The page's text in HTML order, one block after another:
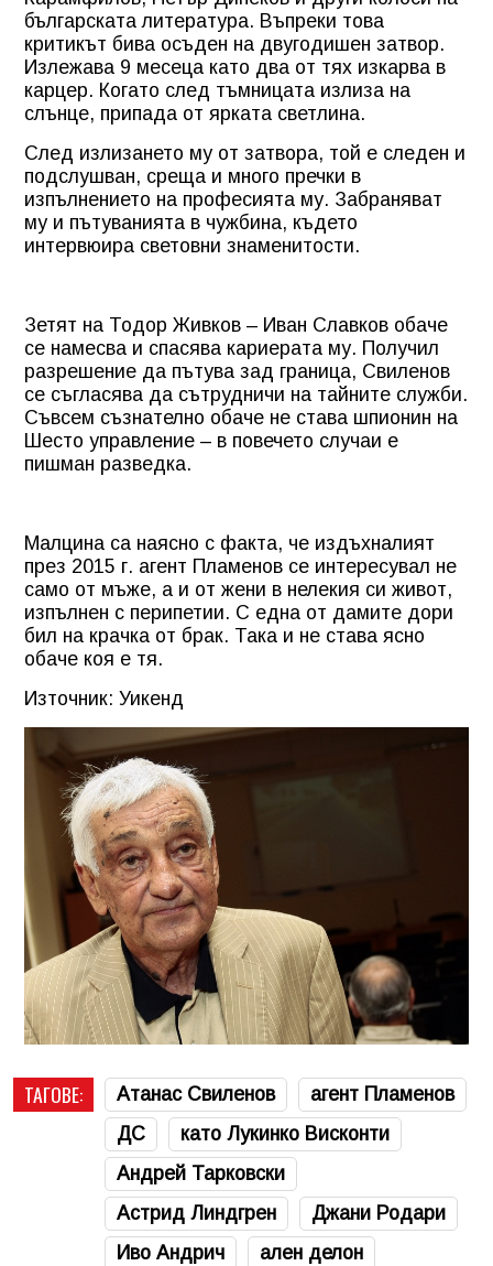
българската литература. Въпреки това
критикът бива осъден на двугодишен затвор.
Излежава 9 месеца като два от тях изкарва в
карцер. Когато след тъмницата излиза на
слънце, припада от ярката светлина.
След излизането му от затвора, той е следен и
подслушван, среща и много пречки в
изпълнението на професията му. Забраняват
му и пътуванията в чужбина, където
интервюира световни знаменитости.
Зетят на Тодор Живков – Иван Славков обаче
се намесва и спасява кариерата му. Получил
разрешение да пътува зад граница, Свиленов
се съгласява да сътрудничи на тайните служби.
Съвсем съзнателно обаче не става шпионин на
Шесто управление – в повечето случаи е
пишман разведка.
Малцина са наясно с факта, че издъхналият
през 2015 г. агент Пламенов се интересувал не
само от мъже, а и от жени в нелекия си живот,
изпълнен с перипетии. С една от дамите дори
бил на крачка от брак. Така и не става ясно
обаче коя е тя.
Източник: Уикенд
ТАГОВЕ: Атанас Свиленов
агент Пламенов
ДС
като Лукинко Висконти
Андрей Тарковски
Астрид Линдгрен
Джани Родари
Иво Андрич
ален делон